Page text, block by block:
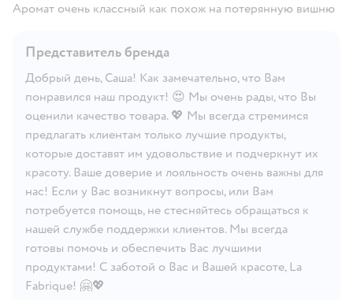
Аромат очень классный как похож на потерянную вишню
Представитель бренда
Добрый день, Саша! Как замечательно, что Вам
понравился наш продукт! 😍 Мы очень рады, что Вы
оценили качество товара. 💖 Мы всегда стремимся
предлагать клиентам только лучшие продукты,
которые доставят им удовольствие и подчеркнут их
красоту. Ваше доверие и лояльность очень важны для
нас! Если у Вас возникнут вопросы, или Вам
потребуется помощь, не стесняйтесь обращаться к
нашей службе поддержки клиентов. Мы всегда
готовы помочь и обеспечить Вас лучшими
продуктами! С заботой о Вас и Вашей красоте, La
Fabrique! 🤗💖